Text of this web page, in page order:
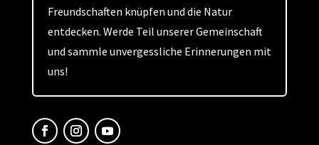
Freundschaften knüpfen und die Natur
entdecken. Werde Teil unserer Gemeinschaft
und sammle unvergessliche Erinnerungen mit
uns!